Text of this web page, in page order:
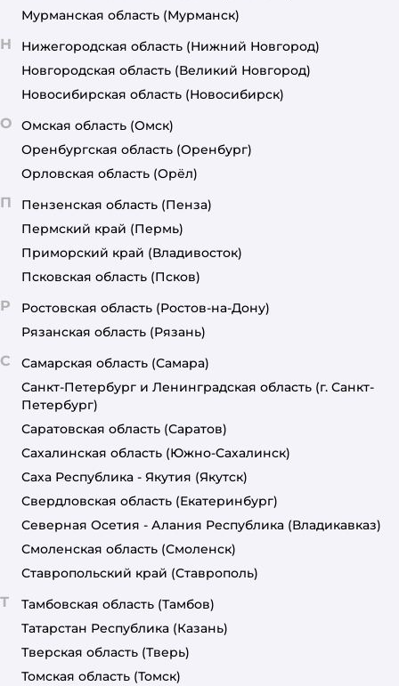
Мурманская область (Мурманск)
Н Нижегородская область (Нижний Новгород)
Новгородская область (Великий Новгород)
Новосибирская область (Новосибирск)
О Омская область (Омск)
Оренбургская область (Оренбург)
Орловская область (Орёл)
П Пензенская область (Пенза)
Пермский край (Пермь)
Приморский край (Владивосток)
Псковская область (Псков)
Р Ростовская область (Ростов-на-Дону)
Рязанская область (Рязань)
С Самарская область (Самара)
Санкт-Петербург и Ленинградская область (г. Санкт-
Петербург)
Саратовская область (Саратов)
Сахалинская область (Южно-Сахалинск)
Саха Республика - Якутия (Якутск)
Свердловская область (Екатеринбург)
Северная Осетия - Алания Республика (Владикавказ)
Смоленская область (Смоленск)
Ставропольский край (Ставрополь)
Т Тамбовская область (Тамбов)
Татарстан Республика (Казань)
Тверская область (Тверь)
Томская область (Томск)